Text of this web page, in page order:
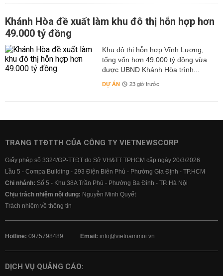
Khánh Hòa đề xuất làm khu đô thị hỗn hợp hơn
49.000 tỷ đồng
Khu đô thị hỗn hợp Vĩnh Lương,
tổng vốn hơn 49.000 tỷ đồng vừa
được UBND Khánh Hòa trình...
DỰ ÁN 23 giờ trước
TRANG TTĐTTH CỦA CÔNG TY VIETNEWSCORP
Giấy phép số 3324/GP-TTĐT do Sở VH&TT TPHCM cấp ngày 20/3/2026
Lầu 5 - Compa Building - 293 Điện Biên Phủ - Phường Gia Định - TP.HCM
Chi nhánh: Số 5 - Khu 38A Trần Phú - Phường Ba Đình - TP. Hà Nội
Chịu trách nhiệm nội dung: Nguyễn Minh Quyết
Trách nhiệm về thông tin
Hotline: 0975798489 Email: info@vietnammoi.vn
DỊCH VỤ QUẢNG CÁO: